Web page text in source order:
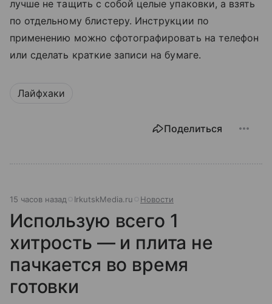
лучше не тащить с собой целые упаковки, а взять
по отдельному блистеру. Инструкции по
применению можно сфотографировать на телефон
или сделать краткие записи на бумаге.
Лайфхаки
Поделиться
15 часов назад IrkutskMedia.ru Новости
Использую всего 1
хитрость — и плита не
пачкается во время
готовки